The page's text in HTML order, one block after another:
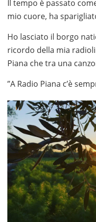
Il tempo è passato
mio cuore, ha
Ho lasciato il borgo
ricordo della mia
Piana che tra una
”A Radio Piana c’è